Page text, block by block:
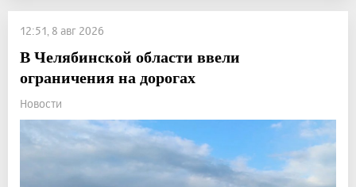
12:51, 8 авг 2026
В Челябинской области ввели
ограничения на дорогах
Новости